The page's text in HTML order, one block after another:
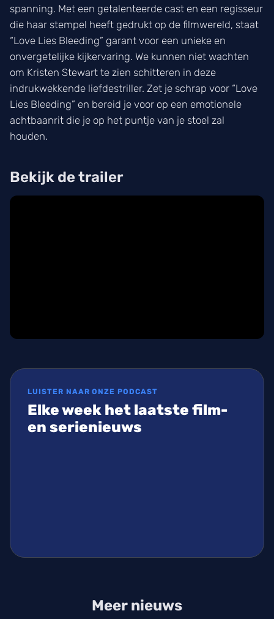
spanning. Met een getalenteerde cast en een regisseur
die haar stempel heeft gedrukt op de filmwereld, staat
“Love Lies Bleeding” garant voor een unieke en
onvergetelijke kijkervaring. We kunnen niet wachten
om Kristen Stewart te zien schitteren in deze
indrukwekkende liefdestriller. Zet je schrap voor “Love
Lies Bleeding” en bereid je voor op een emotionele
achtbaanrit die je op het puntje van je stoel zal
houden.
Bekijk de trailer
LUISTER NAAR ONZE PODCAST
Elke week het laatste film-
en serienieuws
Meer nieuws